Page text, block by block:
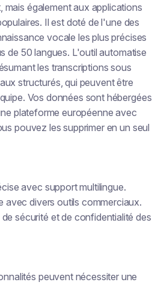
mais également aux applications
Il est doté de l'une des
vocale les plus précises
de 50 langues. L'outil automatise
les transcriptions sous
structurés, qui peuvent être
Vos données sont hébergées
plateforme européenne avec
pouvez les supprimer en un seul
avec support multilingue.
avec divers outils commerciaux.
sécurité et de confidentialité des
peuvent nécessiter une